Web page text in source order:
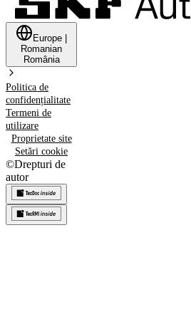
Europe
Romanian
România
Politica de
confidențialitate
Termeni de
utilizare
Proprietate site
Setări cookie
©Drepturi de
autor